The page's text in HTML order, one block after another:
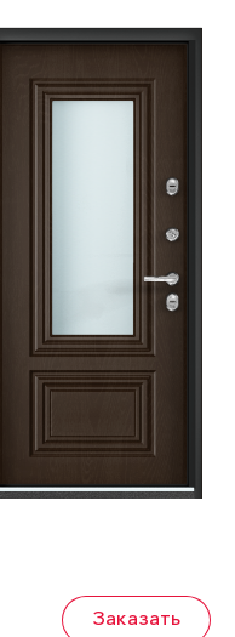
Заказать